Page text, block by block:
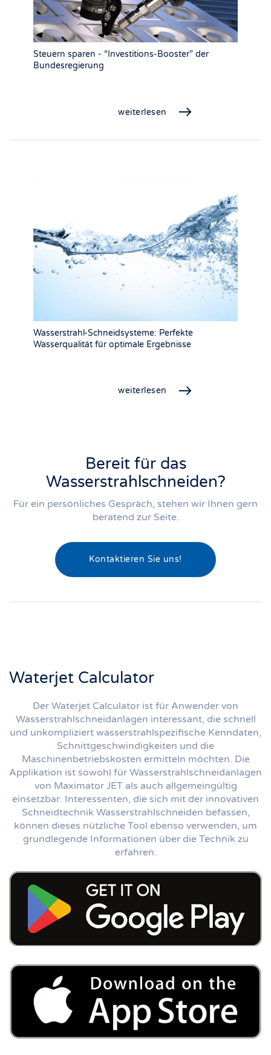
Steuern sparen - “Investitions-Booster” der
Bundesregierung
weiterlesen
Wasserstrahl-Schneidsysteme: Perfekte
Wasserqualität für optimale Ergebnisse
weiterlesen
Bereit für das
Wasserstrahlschneiden?
Für ein persönliches Gespräch, stehen wir Ihnen gern
beratend zur Seite.
Kontaktieren Sie uns!
Waterjet Calculator
Der Waterjet Calculator ist für Anwender von
Wasserstrahlschneidanlagen interessant, die schnell
und unkompliziert wasserstrahlspezifische Kenndaten,
Schnittgeschwindigkeiten und die
Maschinenbetriebskosten ermitteln möchten. Die
Applikation ist sowohl für Wasserstrahlschneidanlagen
von Maximator JET als auch allgemeingültig
einsetzbar. Interessenten, die sich mit der innovativen
Schneidtechnik Wasserstrahlschneiden befassen,
können dieses nützliche Tool ebenso verwenden, um
grundlegende Informationen über die Technik zu
erfahren.